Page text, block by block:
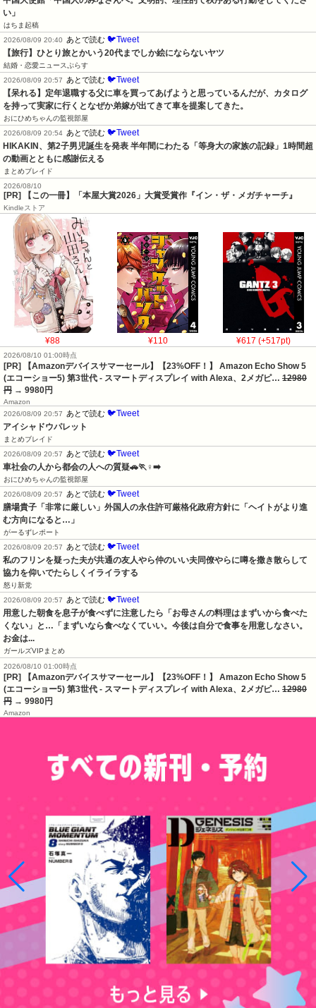
い」
はちま起稿
2026/08/09 20:40
あとで読む 🐦Tweet
【旅行】ひとり旅とかいう20代までしか絵にならないヤツ
結婚・恋愛ニュースぷらす
2026/08/09 20:57
あとで読む 🐦Tweet
【呆れる】定年退職する父に車を買ってあげようと思っているんだが、カタログ
を持って実家に行くとなぜか弟嫁が出てきて車を提案してきた。
おにひめちゃんの監視部屋
2026/08/09 20:54 あとで読む 🐦Tweet
HIKAKIN、第2子男児誕生を発表 半年間にわたる「等身大の家族の記録」1時間超
の動画とともに感謝伝える
まとめブレイド
2026/08/10
[PR] 【この一冊】「本屋大賞2026」大賞受賞作『イン・ザ・メガチャーチ』
Kindleストア
¥88 ¥110 ¥617 (+517pt)
2026/08/10 01:00時点
[PR] 【Amazonデバイスサマーセール】【23%OFF！】 Amazon Echo Show 5
(エコーショー5) 第3世代 - スマートディスプレイ with Alexa、2メガピ… 12980
円 → 9980円
Amazon
2026/08/09 20:57 あとで読む 🐦Tweet
アイシャドウパレット
まとめブレイド
2026/08/09 20:57 あとで読む 🐦Tweet
車社会の人から都会の人への質疑🚗🏃♀️➡️
おにひめちゃんの監視部屋
2026/08/09 20:57 あとで読む 🐦Tweet
膳場貴子「非常に厳しい」外国人の永住許可厳格化政府方針に「ヘイトがより進
む方向になると…」
がーるずレポート
2026/08/09 20:57 あとで読む 🐦Tweet
私のフリンを疑った夫が共通の友人やら仲のいい夫同僚やらに噂を撒き散らして
協力を仰いでたらしくイライラする
怒り新党
2026/08/09 20:57 あとで読む 🐦Tweet
用意した朝食を息子が食べずに注意したら「お母さんの料理はまずいから食べた
くない」と…「まずいなら食べなくていい。今後は自分で食事を用意しなさい。
お金は...
ガールズVIPまとめ
2026/08/10 01:00時点
[PR] 【Amazonデバイスサマーセール】【23%OFF！】 Amazon Echo Show 5
(エコーショー5) 第3世代 - スマートディスプレイ with Alexa、2メガピ… 12980
円 → 9980円
Amazon